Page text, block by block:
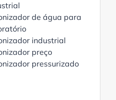
de água para
industrial
preço
pressurizado